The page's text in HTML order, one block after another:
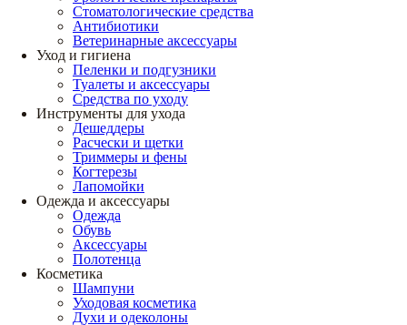
Стоматологические средства
Антибиотики
Ветеринарные аксессуары
Уход и гигиена
Пеленки и подгузники
Туалеты и аксессуары
Средства по уходу
Инструменты для ухода
Дешеддеры
Расчески и щетки
Триммеры и фены
Когтерезы
Лапомойки
Одежда и аксессуары
Одежда
Обувь
Аксессуары
Полотенца
Косметика
Шампуни
Уходовая косметика
Духи и одеколоны